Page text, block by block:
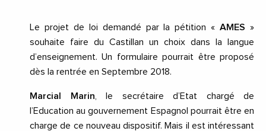
Le projet de loi demandé par la pétition «AMES»
souhaite faire du Castillan un choix dans la langue
d’enseignement. Un formulaire pourrait être proposé
dès la rentrée en Septembre 2018.
Marcial Marin , le secrétaire d’Etat chargé de
l’Education au gouvernement Espagnol pourrait être en
charge de ce nouveau dispositif. Mais il est intéressant